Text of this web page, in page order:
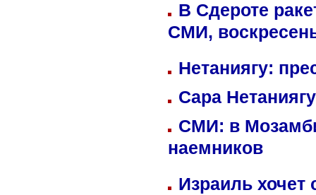
В Сдероте
СМИ,
Нетаниягу:
Сара
СМИ: в
наемников
Израиль хочет